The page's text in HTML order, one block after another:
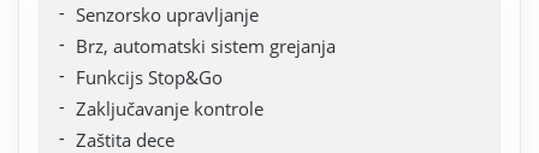
Senzorsko upravljanje
Brz, automatski sistem grejanja
Funkcijs Stop&Go
Zaključavanje kontrole
Zaštita dece